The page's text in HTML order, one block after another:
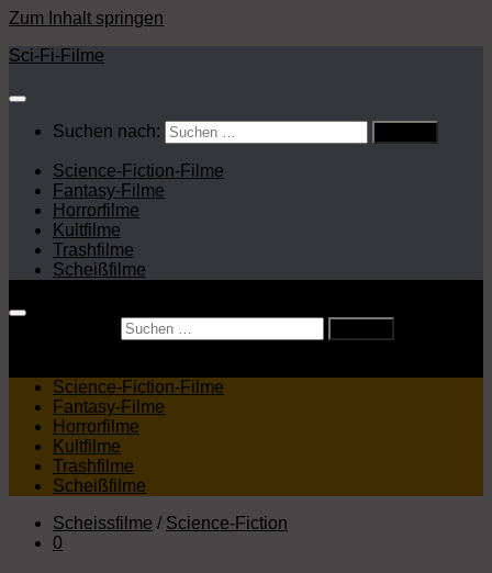
Zum Inhalt springen
Sci-Fi-Filme
Suchen nach:
Science-Fiction-Filme
Fantasy-Filme
Horrorfilme
Kultfilme
Trashfilme
Scheißfilme
Science-Fiction-Filme
Fantasy-Filme
Horrorfilme
Kultfilme
Trashfilme
Scheißfilme
Scheissfilme / Science-Fiction
0